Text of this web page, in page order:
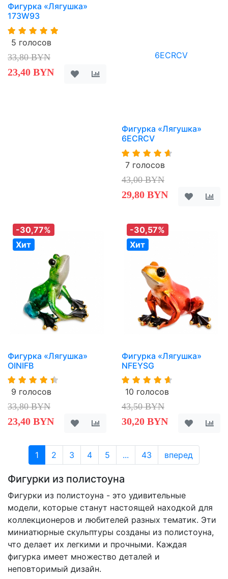
Фигурка «Лягушка»
173W93
5 голосов
33,80 BYN
23,40 BYN
Фигурка «Лягушка»
6ECRCV
7 голосов
43,00 BYN
29,80 BYN
-30,77%
Хит
Фигурка «Лягушка»
OINIFB
9 голосов
33,80 BYN
23,40 BYN
-30,57%
Хит
Фигурка «Лягушка»
NFEYSG
10 голосов
43,50 BYN
30,20 BYN
1 2 3 4 5 ... 43 вперед
Фигурки из полистоуна
Фигурки из полистоуна - это удивительные
модели, которые станут настоящей находкой для
коллекционеров и любителей разных тематик. Эти
миниатюрные скульптуры созданы из полистоуна,
что делает их легкими и прочными. Каждая
фигурка имеет множество деталей и
неповторимый дизайн.